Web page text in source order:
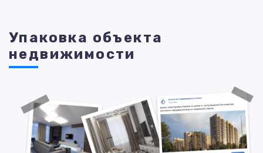
Упаковка объекта
недвижимости